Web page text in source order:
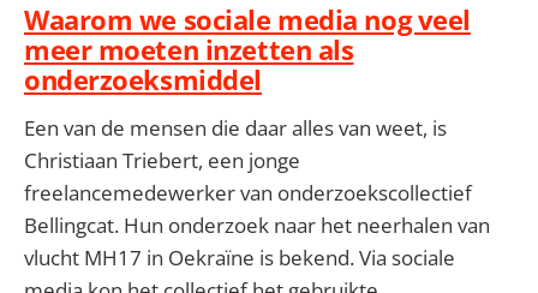
Waarom we sociale media nog veel
meer moeten inzetten als
onderzoeksmiddel
Een van de mensen die daar alles van weet, is
Christiaan Triebert, een jonge
freelancemedewerker van onderzoekscollectief
Bellingcat. Hun onderzoek naar het neerhalen van
vlucht MH17 in Oekraïne is bekend. Via sociale